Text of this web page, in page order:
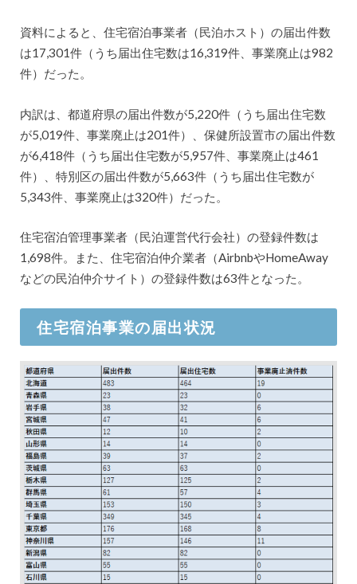
資料によると、住宅宿泊事業者（民泊ホスト）の届出件数
は17,301件（うち届出住宅数は16,319件、事業廃止は982
件）だった。
内訳は、都道府県の届出件数が5,220件（うち届出住宅数
が5,019件、事業廃止は201件）、保健所設置市の届出件数
が6,418件（うち届出住宅数が5,957件、事業廃止は461
件）、特別区の届出件数が5,663件（うち届出住宅数が
5,343件、事業廃止は320件）だった。
住宅宿泊管理事業者（民泊運営代行会社）の登録件数は
1,698件。また、住宅宿泊仲介業者（AirbnbやHomeAway
などの民泊仲介サイト）の登録件数は63件となった。
住宅宿泊事業の届出状況